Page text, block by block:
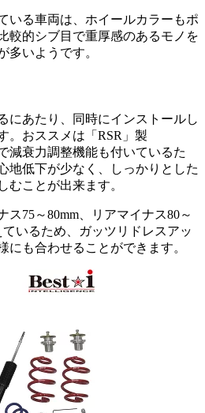
いる車両は、ホイールカラーもポ
較的シブ目で重厚感のあるモノを
多いようです。
にあたり、同時にインストールし
。おススメは「RSR」製
減衰力調整機能も付いているた
地低下が少なく、しっかりとした
むことが出来ます。
ス75～80mm、リアマイナス80～
いるため、ガッツリドレスアッ
にも合わせることができます。